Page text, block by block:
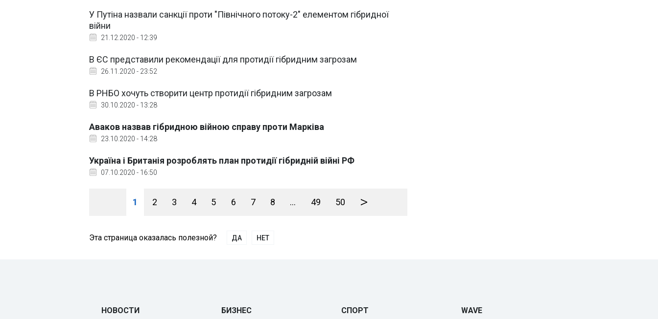
У Путіна назвали санкції проти "Північного потоку-2" елементом гібридної
війни
21.12.2020 - 12:39
В ЄС представили рекомендації для протидії гібридним загрозам
26.11.2020 - 23:52
В РНБО хочуть створити центр протидії гібридним загрозам
30.10.2020 - 13:28
Аваков назвав гібридною війною справу проти Марківа
23.10.2020 - 14:28
Україна і Британія розроблять план протидії гібридній війні РФ
07.10.2020 - 16:50
1 2 3 4 5 6 7 8 ... 49 50 >
Эта страница оказалась полезной? ДА НЕТ
НОВОСТИ БИЗНЕС СПОРТ WAVE